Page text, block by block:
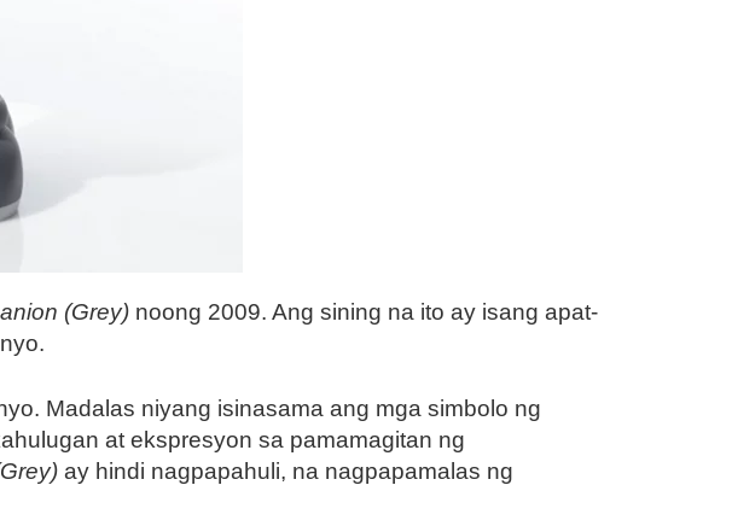
(Grey) noong 2009. Ang sining na ito ay isang apat-
Madalas niyang isinasama ang mga simbolo ng
at ekspresyon sa pamamagitan ng
ay hindi nagpapahuli, na nagpapamalas ng